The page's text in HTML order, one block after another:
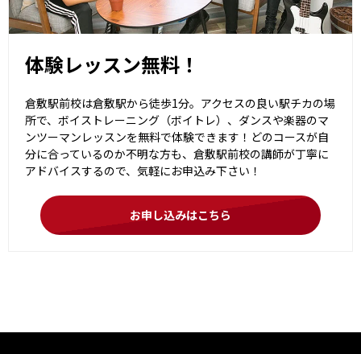
体験レッスン無料！
倉敷駅前校は倉敷駅から徒歩1分。アクセスの良い駅チカの場
所で、ボイストレーニング（ボイトレ）、ダンスや楽器のマ
ンツーマンレッスンを無料で体験できます！どのコースが自
分に合っているのか不明な方も、倉敷駅前校の講師が丁寧に
アドバイスするので、気軽にお申込み下さい！
お申し込みはこちら